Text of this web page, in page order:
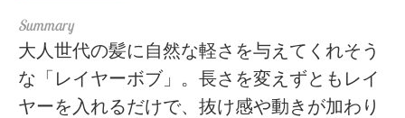
大人世代の髪に自然な軽さを与えてくれそう
な「レイヤーボブ」。長さを変えずともレイ
ヤーを入れるだけで、抜け感や動きが加わり